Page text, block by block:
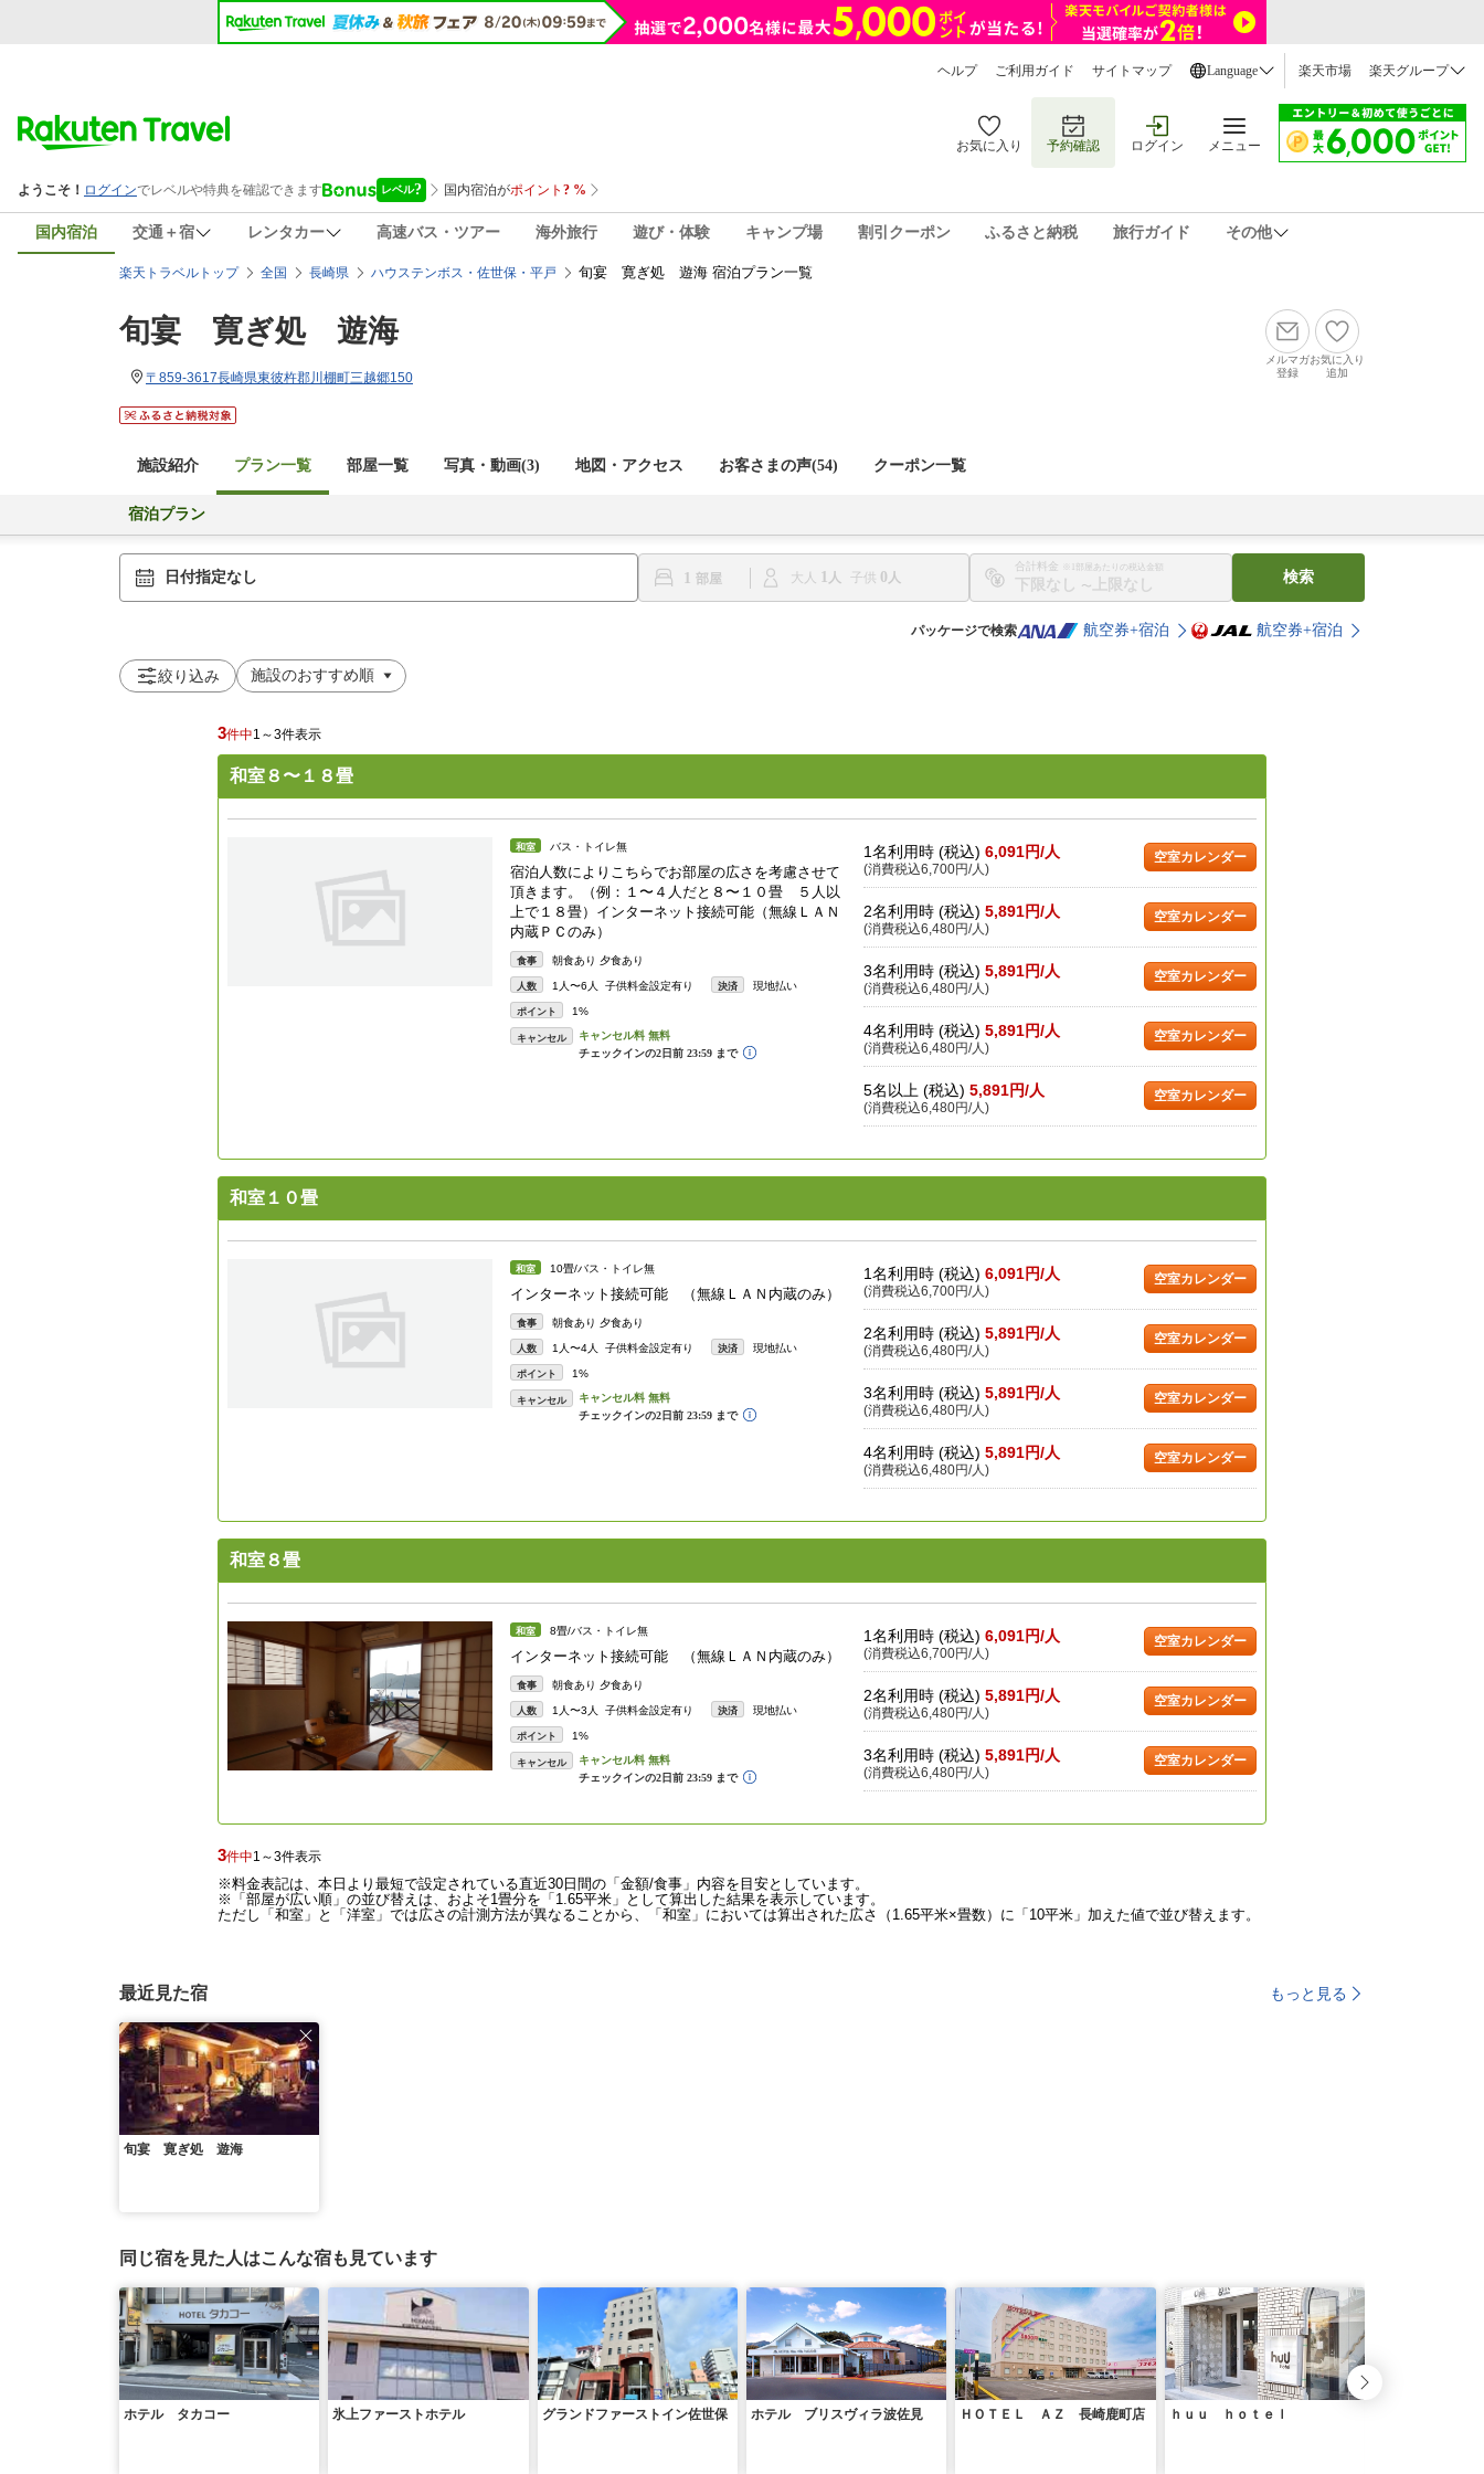
ヘルプ ご利用ガイド サイトマップ Language 楽天市場 楽天グループ
お気に入り 予約確認 ログイン メニュー
国内宿泊 交通＋宿 レンタカー 高速バス・ツアー 海外旅行 遊び・体験 キャンプ場 割引クーポン ふるさと納税 旅行ガイド その他
楽天トラベルトップ 全国 長崎県 ハウステンボス・佐世保・平戸 旬宴 寛ぎ処 遊海 宿泊プラン一覧
旬宴 寛ぎ処 遊海
〒859-3617長崎県東彼杵郡川棚町三越郷150
メルマガ
登録
お気に入り
追加
施設紹介 プラン一覧 部屋一覧 写真・動画(3) 地図・アクセス お客さまの声(54) クーポン一覧
宿泊プラン
日付指定なし 1 大人 1 子供 0
合計料金 ※1部屋あたりの税込金額
〜
検索
パッケージで検索 航空券+宿泊 航空券+宿泊
絞り込み
3件中1～3件表示
和室８〜１８畳
和室 バス・トイレ無
宿泊人数によりこちらでお部屋の広さを考慮させて
頂きます。（例：１〜４人だと８〜１０畳 ５人以
上で１８畳）インターネット接続可能（無線ＬＡＮ
内蔵ＰＣのみ）
食事 朝食あり 夕食あり
人数 1人〜6人 子供料金設定有り 決済 現地払い
ポイント 1%
キャンセル
1名利用時 (税込) 6,091円/人
(消費税込6,700円/人)
空室カレンダー
2名利用時 (税込) 5,891円/人
(消費税込6,480円/人)
空室カレンダー
3名利用時 (税込) 5,891円/人
(消費税込6,480円/人)
空室カレンダー
4名利用時 (税込) 5,891円/人
(消費税込6,480円/人)
空室カレンダー
5名以上 (税込) 5,891円/人
(消費税込6,480円/人)
空室カレンダー
和室１０畳
和室 10畳/バス・トイレ無
インターネット接続可能 （無線ＬＡＮ内蔵のみ）
食事 朝食あり 夕食あり
人数 1人〜4人 子供料金設定有り 決済 現地払い
ポイント 1%
キャンセル
1名利用時 (税込) 6,091円/人
(消費税込6,700円/人)
空室カレンダー
2名利用時 (税込) 5,891円/人
(消費税込6,480円/人)
空室カレンダー
3名利用時 (税込) 5,891円/人
(消費税込6,480円/人)
空室カレンダー
4名利用時 (税込) 5,891円/人
(消費税込6,480円/人)
空室カレンダー
和室８畳
和室 8畳/バス・トイレ無
インターネット接続可能 （無線ＬＡＮ内蔵のみ）
食事 朝食あり 夕食あり
人数 1人〜3人 子供料金設定有り 決済 現地払い
ポイント 1%
キャンセル
1名利用時 (税込) 6,091円/人
(消費税込6,700円/人)
空室カレンダー
2名利用時 (税込) 5,891円/人
(消費税込6,480円/人)
空室カレンダー
3名利用時 (税込) 5,891円/人
(消費税込6,480円/人)
空室カレンダー
3件中1～3件表示
※料金表記は、本日より最短で設定されている直近30日間の「金額/食事」内容を目安としています。
※「部屋が広い順」の並び替えは、およそ1畳分を「1.65平米」として算出した結果を表示しています。
ただし「和室」と「洋室」では広さの計測方法が異なることから、「和室」においては算出された広さ（1.65平米×畳数）に「10平米」加えた値で並び替えます。
最近見た宿 もっと見る
旬宴 寛ぎ処 遊海
同じ宿を見た人はこんな宿も見ています
ホテル タカコー 氷上ファーストホテル グランドファーストイン佐世保 ホテル ブリスヴィラ波佐見 ＨＯＴＥＬ ＡＺ 長崎鹿町店 ｈｕｕ ｈｏｔｅｌ